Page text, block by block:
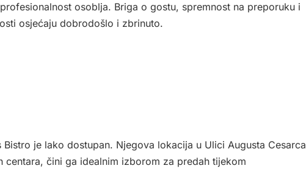
osoblja. Briga o gostu, spremnost na preporuku i
osjećaju dobrodošlo i zbrinuto.
Bistro je lako dostupan. Njegova lokacija u Ulici Augusta Cesarca
čini ga idealnim izborom za predah tijekom